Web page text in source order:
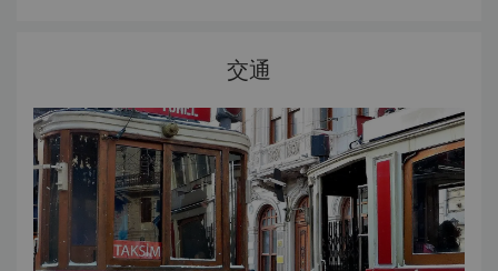
尼桑塔希是伊斯坦布尔的奢侈品购物和时尚街区，并以新艺术
风格的公寓楼而闻名。这里的高档酒吧和餐厅深受潮流达人和
探索这座城市最缤纷多姿的街区之一，与当地人交流，体验充
满活力的日常生活。从香格里拉出发，步行约 5 分钟，穿过繁
店以及该街区的特色鱼摊、餐馆、热闹酒吧和时尚咖啡馆。
香料市集（埃及市集）
香料市集的规模比附近的大巴扎小，五颜六色的香料如同金字
塔般堆放在一排排的摊位上，来这里不仅可以购买香料、土耳
其软糖和其他纪念品，更是一次视觉享受。
交通